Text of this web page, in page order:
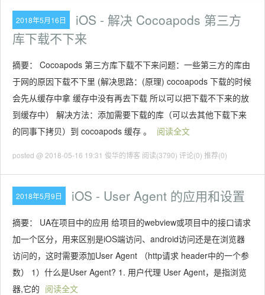
2018年5月16日
iOS - 解决 Cocoapods 第三方
库下载不下来
摘要： Cocoapods 第三方库下载不下来问题：一些第三方的库由
于网的原因下载不下里 (解决思路：(原理) cocoapods 下载的时候
会先从缓存中拿 缓存中没有再去下载 所以可以把下载不下来的放
到缓存中） 解决方法：添加需要下载的库（可以去其他下载下来
的同事下拷贝）到 cocoapods 缓存 。
阅读全文
posted @ 2018-05-16 19:31 俊华的博客 阅读(3790) 评论(0) 推荐(0)
2018年5月9日 iOS - User Agent 的应用和设置
摘要： UA在项目中的应用 给项目的webview或项目中的接口请求
加一个区分，用来区别是iOS端访问、android访问还是在浏览器
访问的，这时需要添加User Agent （http请求 header中的一个参
数） 1）什么是User Agent? 1. 用户代理 User Agent，是指浏览
器,它的 阅读全文